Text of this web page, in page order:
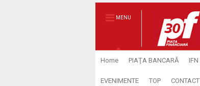
MENU
Home PIAŢA BANCARĂ IFN
EVENIMENTE TOP CONTACT